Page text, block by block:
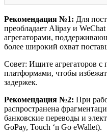
Рекомендация №1: Для
преобладает Alipay и
агрегаторами,
более широкий охват
Совет: Ищите агрегаторов
платформами, чтобы
задержек.
Рекомендация №2: При
распространена
банковские переводы и
GoPay, Touch ‘n Go eWallet).